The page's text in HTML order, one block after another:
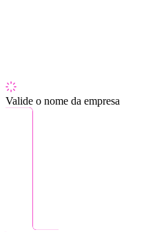
Valide o nome da empresa